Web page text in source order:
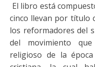
El libro está
cinco llevan por título
los reformadores del
del movimiento
religioso de la